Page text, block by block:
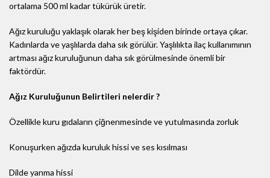
ortalama 500 ml kadar tükürük üretir.
Ağız kuruluğu yaklaşık olarak her beş kişiden birinde ortaya çıkar.
Kadınlarda ve yaşlılarda daha sık görülür. Yaşlılıkta ilaç kullanımının
artması ağız kuruluğunun daha sık görülmesinde önemli bir
faktördür.
Ağız Kuruluğunun Belirtileri nelerdir ?
Özellikle kuru gıdaların çiğnenmesinde ve yutulmasında zorluk
Konuşurken ağızda kuruluk hissi ve ses kısılması
Dilde yanma hissi